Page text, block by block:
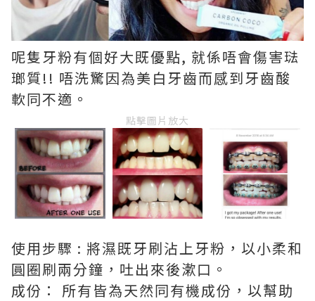
呢隻牙粉有個好大既優點, 就係唔會傷害琺
瑯質!! 唔洗驚因為美白牙齒而感到牙齒酸
軟同不適。
點擊圖片放大
使用步驟 : 將濕既牙刷沾上牙粉，以小柔和
圓圈刷兩分鐘，吐出來後漱口。
成份： 所有皆為天然同有機成份，以幫助